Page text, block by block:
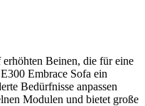
Beinen, die für eine
Embrace Sofa ein
Bedürfnisse anpassen
Modulen und bietet große